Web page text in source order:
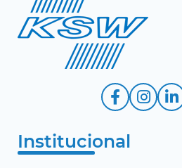
Institucional